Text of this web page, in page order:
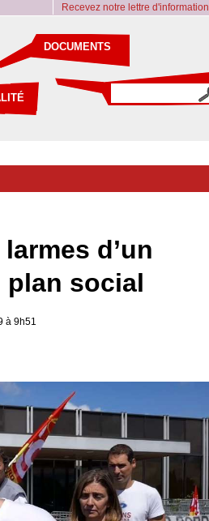
Recevez notre lettre d'information
DOCUMENTS
d’un
plan social
à 9h51